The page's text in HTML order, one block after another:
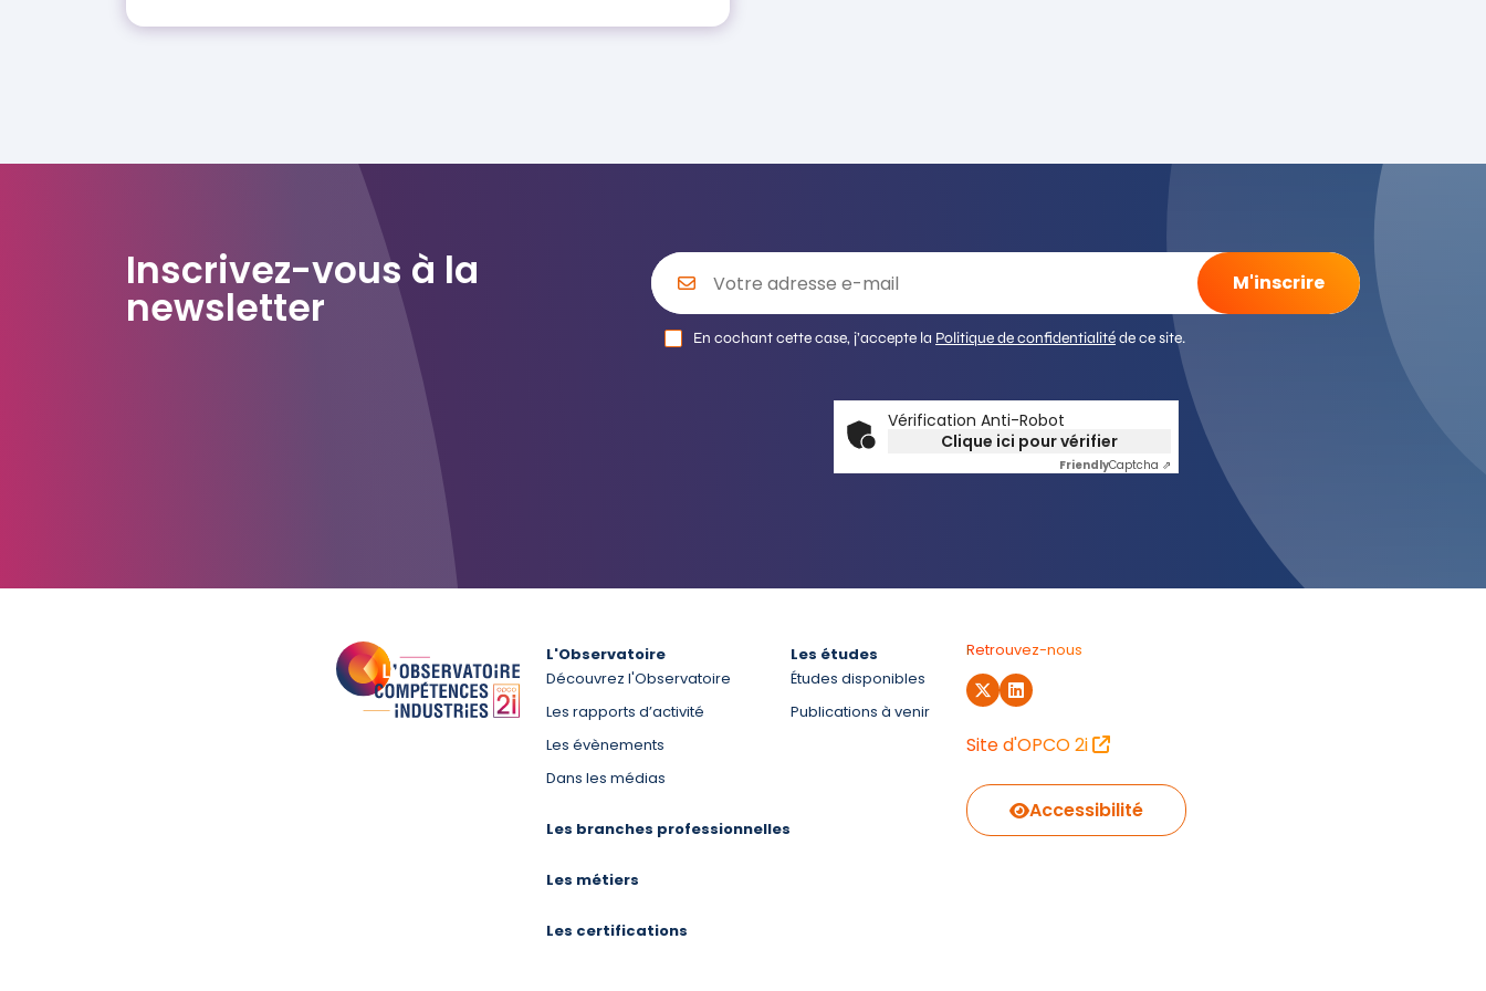
Inscrivez-vous à la
newsletter
En cochant cette case, j’accepte la Politique de confidentialitéde ce site.
Vérification Anti-Robot
Clique ici pour vérifier
FriendlyCaptcha ⇗
L'Observatoire
Découvrez l'Observatoire
Les rapports d’activité
Les évènements
Dans les médias
Les branches professionnelles
Les métiers
Les certifications
Les études
Études disponibles
Publications à venir
Retrouvez-nous
Site d'OPCO 2i
Accessibilité